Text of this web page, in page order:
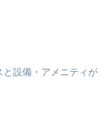
設備・アメニティが